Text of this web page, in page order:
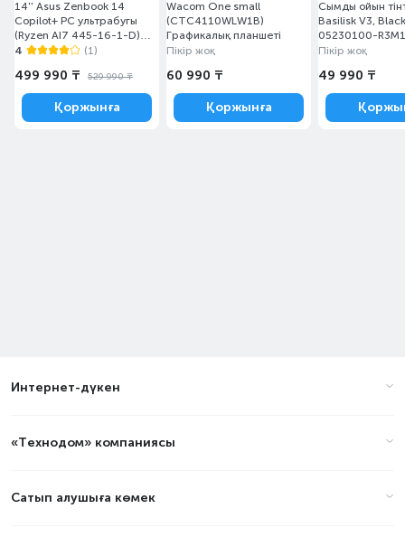
14'' Asus Zenbook 14
Copilot+ PC ультрабугы
(Ryzen AI7 445-16-1-D)
(UM3406GA-QD136)
4 (1)
499 990 ₸ 529 990 ₸
Қоржынға
Wacom One small
(CTC4110WLW1B)
Графикалық планшеті
Пікір жоқ
60 990 ₸
Қоржынға
Сымды ойын
Basilisk V3,
05230100-
Пікір жоқ
49 990 ₸
Интернет-дүкен
«Технодом» компаниясы
Сатып алушыға көмек